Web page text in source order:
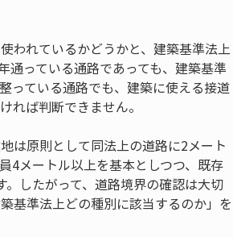
われているかどうかと、建築基準法上
通っている通路であっても、建築基準
っている通路でも、建築に使える接道
れば判断できません。
は原則として同法上の道路に2メート
4メートル以上を基本としつつ、既存
したがって、道路境界の確認は大切
基準法上どの種別に該当するのか」を